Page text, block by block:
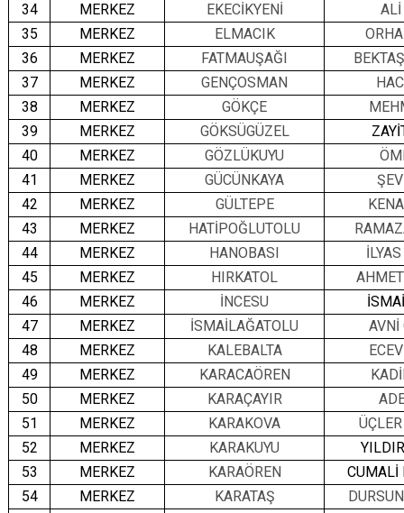
34
MERKEZ EKECİKYENİ
35
MERKEZ ELMACIK
36
MERKEZ FATMAUŞAĞI
37
MERKEZ GENÇOSMAN
38
MERKEZ GÖKÇE
39
MERKEZ GÖKSÜGÜZEL
40
MERKEZ GÖZLÜKUYU
41
MERKEZ GÜCÜNKAYA
42
MERKEZ GÜLTEPE
43
MERKEZ HATİPOĞLUTOLU
44
MERKEZ HANOBASI
45
MERKEZ HIRKATOL
46
MERKEZ İNCESU
47
MERKEZ İSMAİLAĞATOLU
AVNİ
48
MERKEZ KALEBALTA
49
MERKEZ KARACAÖREN
50
MERKEZ KARAÇAYIR
51
MERKEZ KARAKOVA
52
MERKEZ KARAKUYU
53
MERKEZ KARAÖREN
CUMALİ
54
MERKEZ KARATAŞ